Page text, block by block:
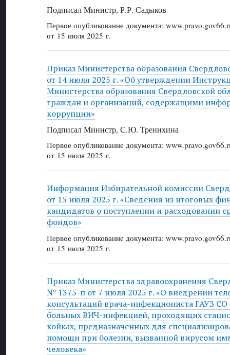
Подписал Министр, Р.Р. Садыков
Первое опубликование документа:
от 15 июля 2025 г.
Приказ Министерства образования
от 14 июля 2025 г. «Об утверждении
Министерства образования Свердловской
граждан и организаций, содержащими
коррупции»
Подписал Министр, С.Ю. Тренихина
Первое опубликование документа:
от 15 июля 2025 г.
Информация Избирательной комиссии
от 15 июля 2025 г. «Сведения из итоговых
кандидатов о поступлении и расходовании
фондов»
Первое опубликование документа:
от 15 июля 2025 г.
Приказ Министерства здравоохранения
№ 1375-п от 7 июля 2025 г. «О внедрении
консультаций врача-инфекциониста ГАУЗ
больных ВИЧ-инфекцией, проходящих
койках, предназначенных для
помощи при болезни, вызванной вирусом
человека»